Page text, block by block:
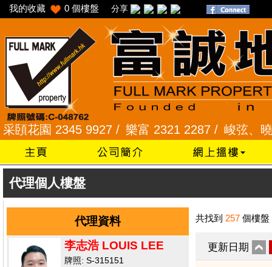
我的收藏 0 個樓盤 分享
花園 2345 9927 /樂富 2321 2287 /峻弦、曉暉
代理個人樓盤
代理資料
李志浩 LOUIS LEE
牌照: S-315151
共找到 257 個樓盤
更新日期